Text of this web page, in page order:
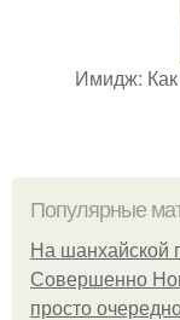
Имидж: Как
Популярные
На шанхайской
Совершенно
просто